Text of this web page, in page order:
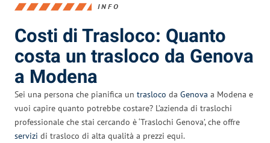
INFO
Costi di Trasloco: Quanto
costa un trasloco da Genova
a Modena
Sei una persona che pianifica un trasloco da Genova a Modena e
vuoi capire quanto potrebbe costare? L’azienda di traslochi
professionale che stai cercando è ‘Traslochi Genova’, che offre
servizi di trasloco di alta qualità a prezzi equi.